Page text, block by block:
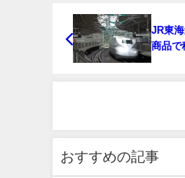
JR東
商品
おすすめの記事